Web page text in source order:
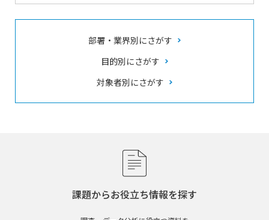
部署・業界別にさがす
目的別にさがす
対象者別にさがす
課題からお役立ち情報を探す